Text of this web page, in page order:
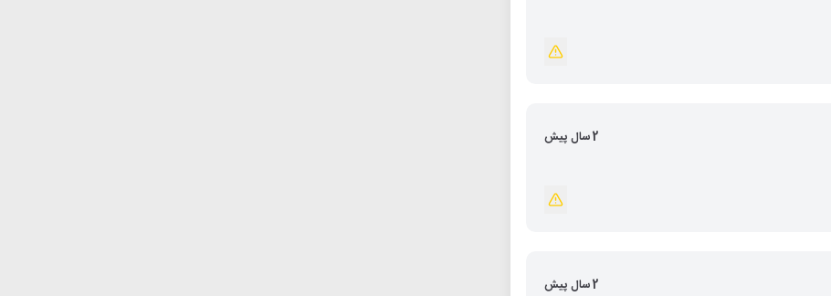
2 سال پیش
2 سال پیش